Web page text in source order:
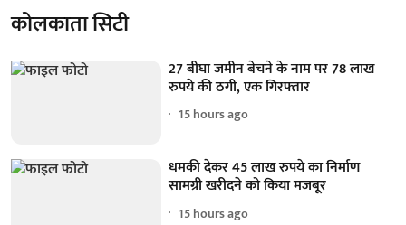
कोलकाता सिटी
27 बीघा जमीन बेचने के नाम पर 78 लाख
रुपये की ठगी, एक गिरफ्तार
15 hours ago
धमकी देकर 45 लाख रुपये का निर्माण
सामग्री खरीदने को किया मजबूर
15 hours ago